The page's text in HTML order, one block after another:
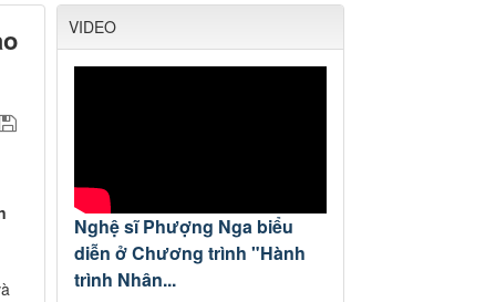
VIDEO
Nghệ sĩ Phượng Nga biểu
diễn ở Chương trình "Hành
trình Nhân...